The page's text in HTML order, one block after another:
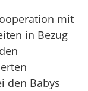
mit
in Bezug
den Babys